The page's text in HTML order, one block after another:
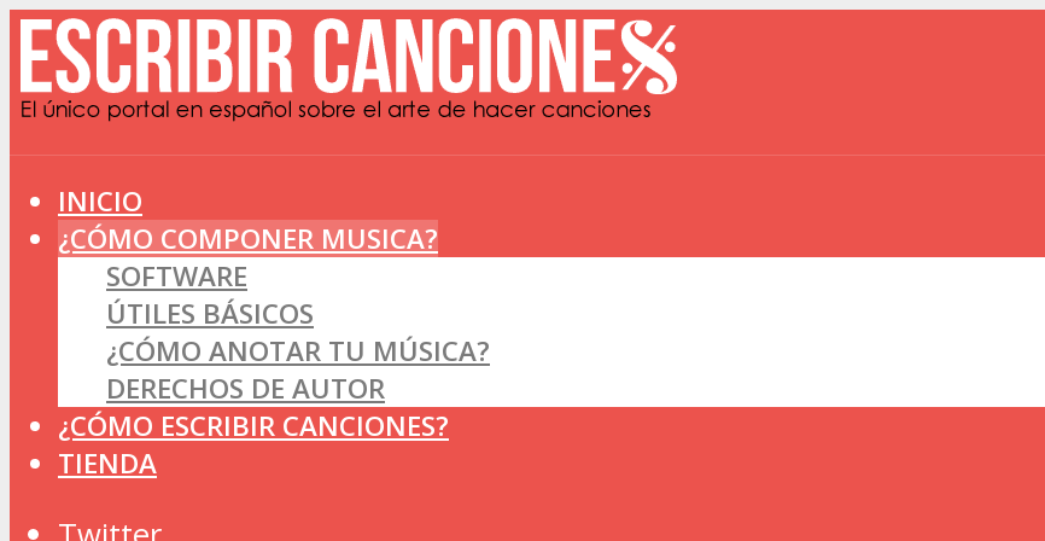
INICIO
¿CÓMO COMPONER MUSICA?
SOFTWARE
ÚTILES BÁSICOS
¿CÓMO ANOTAR TU MÚSICA?
DERECHOS DE AUTOR
¿CÓMO ESCRIBIR CANCIONES?
TIENDA